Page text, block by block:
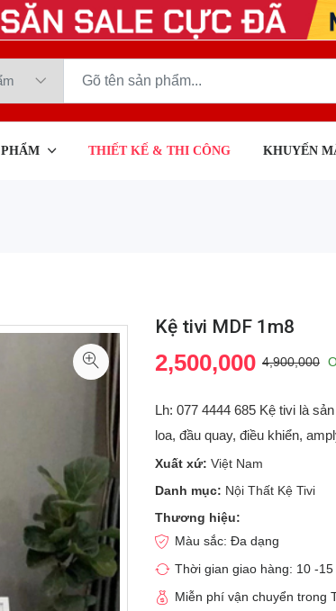
THIẾT KẾ & THI CÔNG KHUYẾN
Kệ tivi MDF 1m8
2,500,000 4,900,000
Lh: 077 4444 685 Kệ tivi là
loa, đầu quay, điều khiển,
Xuất xứ: Việt Nam
Danh mục: Nội Thất Kệ Tivi
Thương hiệu:
Màu sắc: Đa dạng
Thời gian giao hàng: 10 -
Miễn phí vận chuyển trong